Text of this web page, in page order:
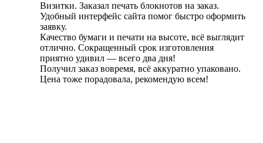
Визитки. Заказал печать блокнотов на заказ.
Удобный интерфейс сайта помог быстро оформить
заявку.
Качество бумаги и печати на высоте, всё выглядит
отлично. Сокращенный срок изготовления
приятно удивил — всего два дня!
Получил заказ вовремя, всё аккуратно упаковано.
Цена тоже порадовала, рекомендую всем!